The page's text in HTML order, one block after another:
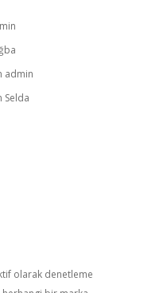
admin
Selda
olarak denetleme